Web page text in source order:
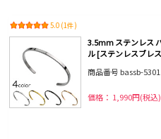
5.0 (1件)
3.5mm ステンレス
ル [ステンレスブレ
商品番号 bassb-5301
価格： 1,990円(税込)